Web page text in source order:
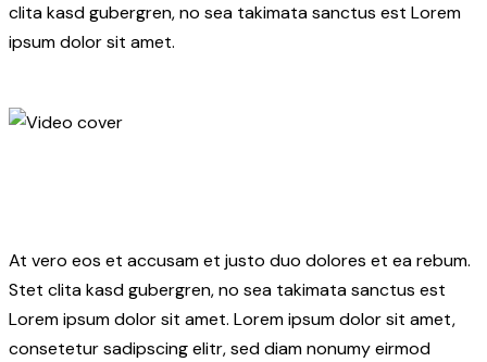
clita kasd gubergren, no sea takimata sanctus est Lorem
ipsum dolor sit amet.
At vero eos et accusam et justo duo dolores et ea rebum.
Stet clita kasd gubergren, no sea takimata sanctus est
Lorem ipsum dolor sit amet. Lorem ipsum dolor sit amet,
consetetur sadipscing elitr, sed diam nonumy eirmod